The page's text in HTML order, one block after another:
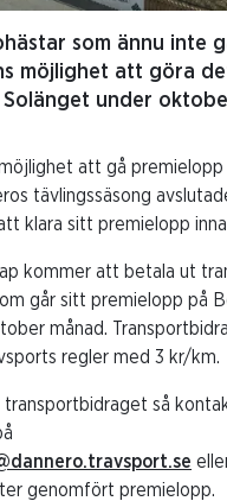
som ännu inte
möjlighet att göra
Solänget under
att gå premielopp
tävlingssäsong
klara sitt premielopp
kommer att betala ut
går sitt premielopp på
månad.
regler med 3 kr/km.
transportbidraget så
genomfört premielopp.